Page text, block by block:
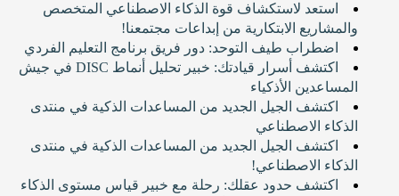
استعد لاستكشاف قوة الذكاء الاصطناعي المتخصص
والمشاريع الابتكارية من إبداعات مجتمعنا!
اضطراب طيف التوحد: دور فريق برنامج التعليم الفردي
اكتشف أسرار قيادتك: خبير تحليل أنماط DISC في جيش
المساعدين الأذكياء
اكتشف الجيل الجديد من المساعدات الذكية في منتدى
الذكاء الاصطناعي
اكتشف الجيل الجديد من المساعدات الذكية في منتدى
الذكاء الاصطناعي!
اكتشف حدود عقلك: رحلة مع خبير قياس مستوى الذكاء